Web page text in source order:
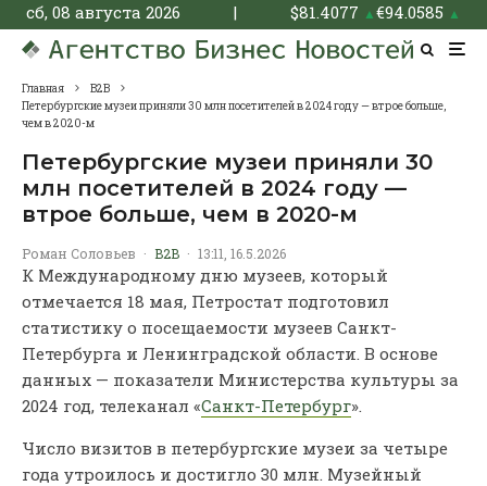
сб, 08 августа 2026 | $81.4077 ▲€94.0585 ▲
Главная
B2B
Петербургские музеи приняли 30 млн посетителей в 2024 году — втрое больше,
чем в 2020-м
Петербургские музеи приняли 30
млн посетителей в 2024 году —
втрое больше, чем в 2020-м
Роман Соловьев · B2B · 13:11, 16.5.2026
К Международному дню музеев, который
отмечается 18 мая, Петростат подготовил
статистику о посещаемости музеев Санкт-
Петербурга и Ленинградской области. В основе
данных — показатели Министерства культуры за
2024 год, телеканал «Санкт-Петербург».
Число визитов в петербургские музеи за четыре
года утроилось и достигло 30 млн. Музейный